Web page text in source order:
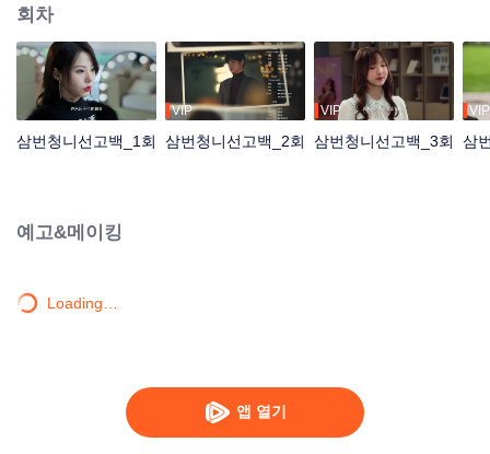
앱 열기
회차
삼번청니선고백_1회
VIP
삼번청니선고백_2회
VIP
삼번청니선고백_3회
VIP
삼
예고&메이킹
Loading…